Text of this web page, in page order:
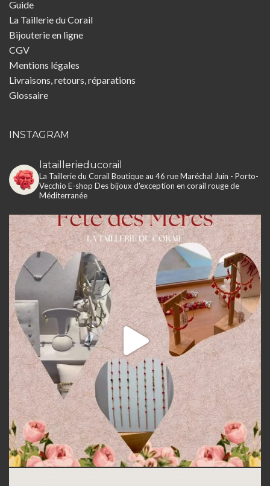
Guide
La Taillerie du Corail
Bijouterie en ligne
CGV
Mentions légales
Livraisons, retours, réparations
Glossaire
INSTAGRAM
lataillerieducorail
La Taillerie du Corail Boutique au 46 rue Maréchal Juin - Porto-
Vecchio E-shop Des bijoux d'exception en corail rouge de
Méditerranée